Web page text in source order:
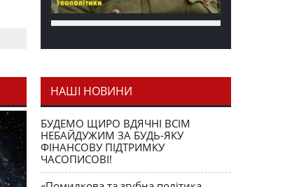
НАШІ НОВИНИ
БУДЕМО ЩИРО ВДЯЧНІ ВСІМ
НЕБАЙДУЖИМ ЗА БУДЬ-ЯКУ
ФІНАНСОВУ ПІДТРИМКУ
ЧАСОПИСОВІ!